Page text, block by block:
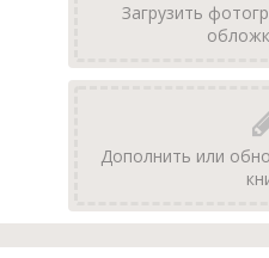
Загрузить
Дополнить или